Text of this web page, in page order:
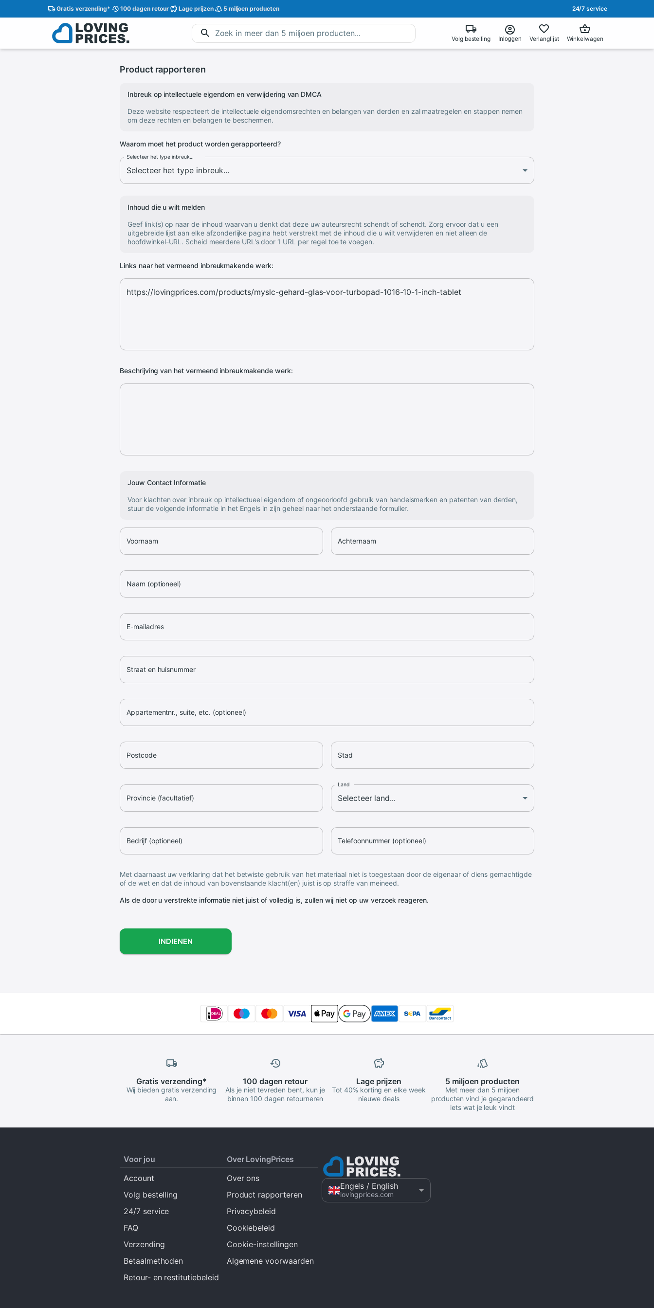
Gratisverzending* 100 dagenretour Lage prijzen 5 miljoen producten 24/7 service
Volg bestelling Inloggen Verlanglijst Winkelwagen
Product rapporteren
Inbreuk op intellectuele eigendom en verwijdering van DMCA
Deze website respecteert de intellectuele eigendomsrechten en belangen van derden en zal maatregelen en stappen nemen
om deze rechten en belangen te beschermen.
Waarom moet het product worden gerapporteerd?
Selecteer het type inbreuk...
Inhoud die u wilt melden
Geef link(s) op naar de inhoud waarvan u denkt dat deze uw auteursrecht schendt of schendt. Zorg ervoor dat u een
uitgebreide lijst aan elke afzonderlijke pagina hebt verstrekt met de inhoud die u wilt verwijderen en niet alleen de
hoofdwinkel-URL. Scheid meerdere URL's door 1 URL per regel toe te voegen.
Links naar het vermeend inbreukmakende werk:
Beschrijving van het vermeend inbreukmakende werk:
Jouw Contact Informatie
Voor klachten over inbreuk op intellectueel eigendom of ongeoorloofd gebruik van handelsmerken en patenten van derden,
stuur de volgende informatie in het Engels in zijn geheel naar het onderstaande formulier.
Voornaam Achternaam
Naam (optioneel)
E-mailadres
Straat en huisnummer
Appartementnr., suite, etc. (optioneel)
Postcode Stad
Provincie (facultatief)
Land
Bedrijf (optioneel) Telefoonnummer (optioneel)
Met daarnaast uw verklaring dat het betwiste gebruik van het materiaal niet is toegestaan door de eigenaar of diens gemachtigde
of de wet en dat de inhoud van bovenstaande klacht(en) juist is op straffe van meineed.
Als de door u verstrekte informatie niet juist of volledig is, zullen wij niet op uw verzoek reageren.
INDIENEN
Gratis verzending*
Wij bieden gratis verzending
aan.
100 dagen retour
Als je niet tevreden bent, kun je
binnen 100 dagen retourneren
Lage prijzen
Tot 40% korting en elke week
nieuwe deals
5 miljoen producten
Met meer dan 5 miljoen
producten vind je gegarandeerd
iets wat je leuk vindt
Voor jou
Account
Volg bestelling
24/7 service
FAQ
Verzending
Betaalmethoden
Retour- en restitutiebeleid
Over LovingPrices
Over ons
Product rapporteren
Privacybeleid
Cookiebeleid
Cookie-instellingen
Algemene voorwaarden
Engels / English
lovingprices.com